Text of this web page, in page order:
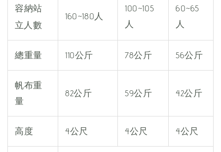
容納站
立 人數
160~180人
100~105
人
60~65
人
總重量 110公斤 78公斤 56公斤
帆布重
量
82公斤 59公斤 42公斤
高度 4公尺 4公尺 4公尺